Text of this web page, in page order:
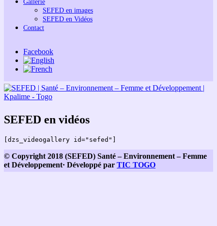
Gallerie
SEFED en images
SEFED en Vidéos
Contact
Facebook
SEFED en vidéos
[dzs_videogallery id="sefed"]
© Copyright 2018 (SEFED) Santé – Environnement – Femme
et Développement· Développé par TIC TOGO